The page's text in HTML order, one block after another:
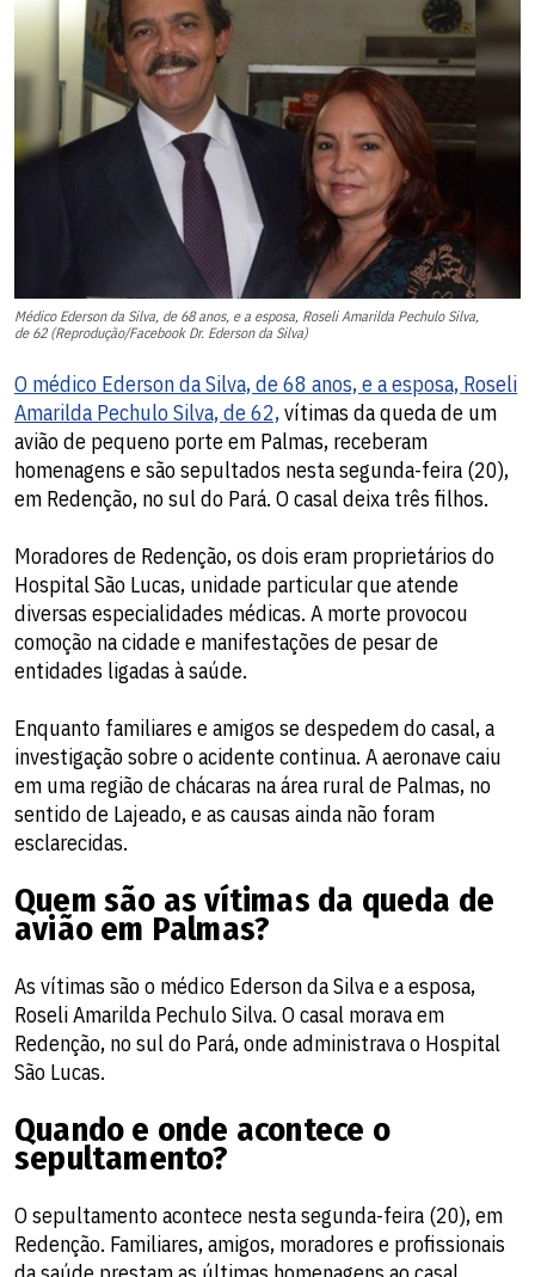
Médico Ederson da Silva, de 68 anos, e a esposa, Roseli Amarilda Pechulo Silva,
de 62 (Reprodução/Facebook Dr. Ederson da Silva)
O médico Ederson da Silva, de 68 anos, e a esposa, Roseli
Amarilda Pechulo Silva, de 62,vítimas da queda de um
avião de pequeno porte em Palmas, receberam
homenagens e são sepultados nesta segunda-feira (20),
em Redenção, no sul do Pará. O casal deixa três filhos.
Moradores de Redenção, os dois eram proprietários do
Hospital São Lucas, unidade particular que atende
diversas especialidades médicas. A morte provocou
comoção na cidade e manifestações de pesar de
entidades ligadas à saúde.
Enquanto familiares e amigos se despedem do casal, a
investigação sobre o acidente continua. A aeronave caiu
em uma região de chácaras na área rural de Palmas, no
sentido de Lajeado, e as causas ainda não foram
esclarecidas.
Quem são as vítimas da queda de
avião em Palmas?
As vítimas são o médico Ederson da Silva e a esposa,
Roseli Amarilda Pechulo Silva. O casal morava em
Redenção, no sul do Pará, onde administrava o Hospital
São Lucas.
Quando e onde acontece o
sepultamento?
O sepultamento acontece nesta segunda-feira (20), em
Redenção. Familiares, amigos, moradores e profissionais